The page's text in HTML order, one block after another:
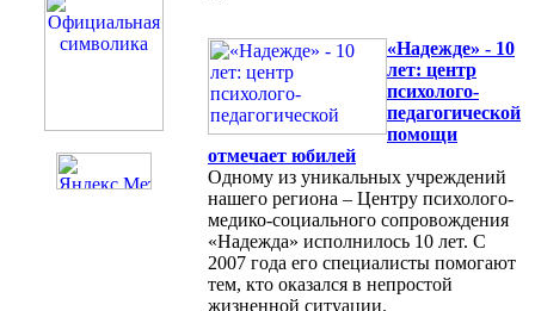
«Надежде» - 10
лет: центр
психолого-
педагогической
помощи
отмечает юбилей
Одному из уникальных учреждений
нашего региона – Центру психолого-
медико-социального сопровождения
«Надежда» исполнилось 10 лет. С
2007 года его специалисты помогают
тем, кто оказался в непростой
жизненной ситуации.